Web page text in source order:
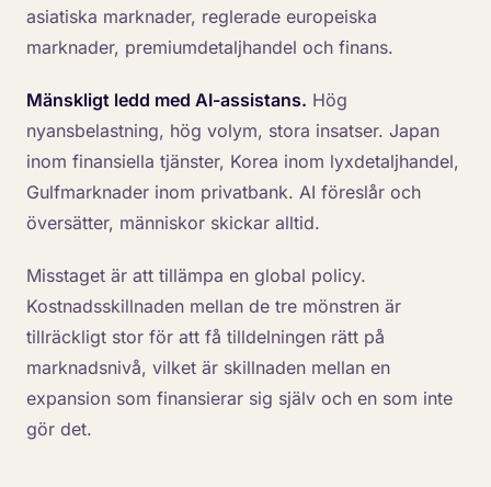
asiatiska marknader, reglerade europeiska
marknader, premiumdetaljhandel och finans.
Mänskligt ledd med AI-assistans. Hög
nyansbelastning, hög volym, stora insatser. Japan
inom finansiella tjänster, Korea inom lyxdetaljhandel,
Gulfmarknader inom privatbank. AI föreslår och
översätter, människor skickar alltid.
Misstaget är att tillämpa en global policy.
Kostnadsskillnaden mellan de tre mönstren är
tillräckligt stor för att få tilldelningen rätt på
marknadsnivå, vilket är skillnaden mellan en
expansion som finansierar sig själv och en som inte
gör det.